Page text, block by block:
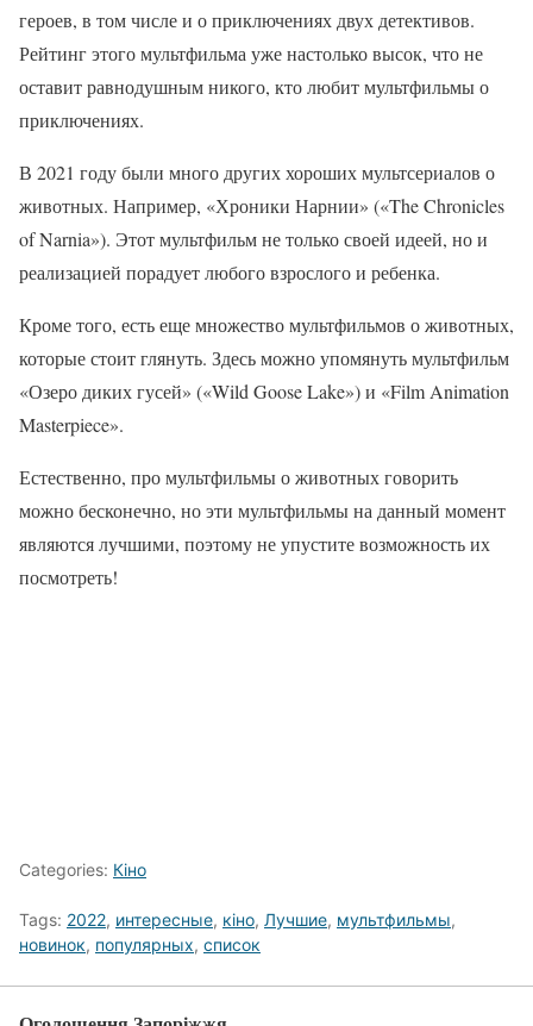
героев, в том числе и о приключениях двух детективов.
Рейтинг этого мультфильма уже настолько высок, что не
оставит равнодушным никого, кто любит мультфильмы о
приключениях.
В 2021 году были много других хороших мультсериалов о
животных. Например, «Хроники Нарнии» («The Chronicles
of Narnia»). Этот мультфильм не только своей идеей, но и
реализацией порадует любого взрослого и ребенка.
Кроме того, есть еще множество мультфильмов о животных,
которые стоит глянуть. Здесь можно упомянуть мультфильм
«Озеро диких гусей» («Wild Goose Lake») и «Film Animation
Masterpiece».
Естественно, про мультфильмы о животных говорить
можно бесконечно, но эти мультфильмы на данный момент
являются лучшими, поэтому не упустите возможность их
посмотреть!
Categories: Кіно
Tags: 2022, интересные, кіно, Лучшие, мультфильмы,
новинок, популярных, список